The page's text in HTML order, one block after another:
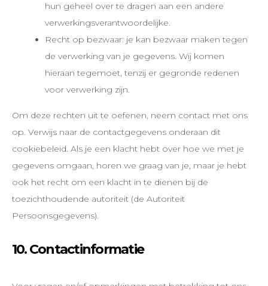
hun geheel over te dragen aan een andere
verwerkingsverantwoordelijke.
Recht op bezwaar: je kan bezwaar maken tegen
de verwerking van je gegevens. Wij komen
hieraan tegemoet, tenzij er gegronde redenen
voor verwerking zijn.
Om deze rechten uit te oefenen, neem contact met ons
op. Verwijs naar de contactgegevens onderaan dit
cookiebeleid. Als je een klacht hebt over hoe we met je
gegevens omgaan, horen we graag van je, maar je hebt
ook het recht om een klacht in te dienen bij de
toezichthoudende autoriteit (de Autoriteit
Persoonsgegevens).
10. Contactinformatie